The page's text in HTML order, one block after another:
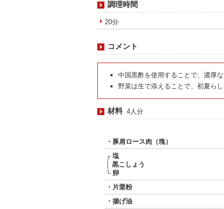
調理時間
20分
コメント
中国黒酢を使用することで、濃厚な
野菜は生で添えることで、初夏ら
材料 4人分
・豚肩ロース肉（塊）
┌ 塩
│ 黒こしょう
└ 卵
・片栗粉
・揚げ油